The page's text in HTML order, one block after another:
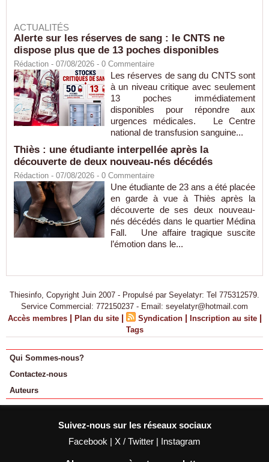
ACTUALITÉS
Alerte sur les réserves de sang : le CNTS ne
dispose plus que de 13 poches disponibles
Rédaction - 07/08/2026 - 0 Commentaire
Les réserves de sang du CNTS sont
à un niveau critique avec seulement
13 poches immédiatement
disponibles pour répondre aux
urgences médicales. Le Centre
national de transfusion sanguine...
Thiès : une étudiante interpellée après la
découverte de deux nouveau-nés décédés
Rédaction - 07/08/2026 - 0 Commentaire
Une étudiante de 23 ans a été placée
en garde à vue à Thiès après la
découverte de ses deux nouveau-
nés décédés dans le quartier Médina
Fall. Une affaire tragique suscite
l’émotion dans le...
Thiesinfo, Copyright Juin 2007 - Propulsé par Seyelatyr: Tel 775312579.
Service Commercial: 772150237 - Email: seyelatyr@hotmail.com
Accès membres | Plan du site | Syndication | Inscription au site |
Tags
Qui Sommes-nous?
Contactez-nous
Auteurs
Suivez-nous sur les réseaux sociaux
Facebook | X / Twitter | Instagram